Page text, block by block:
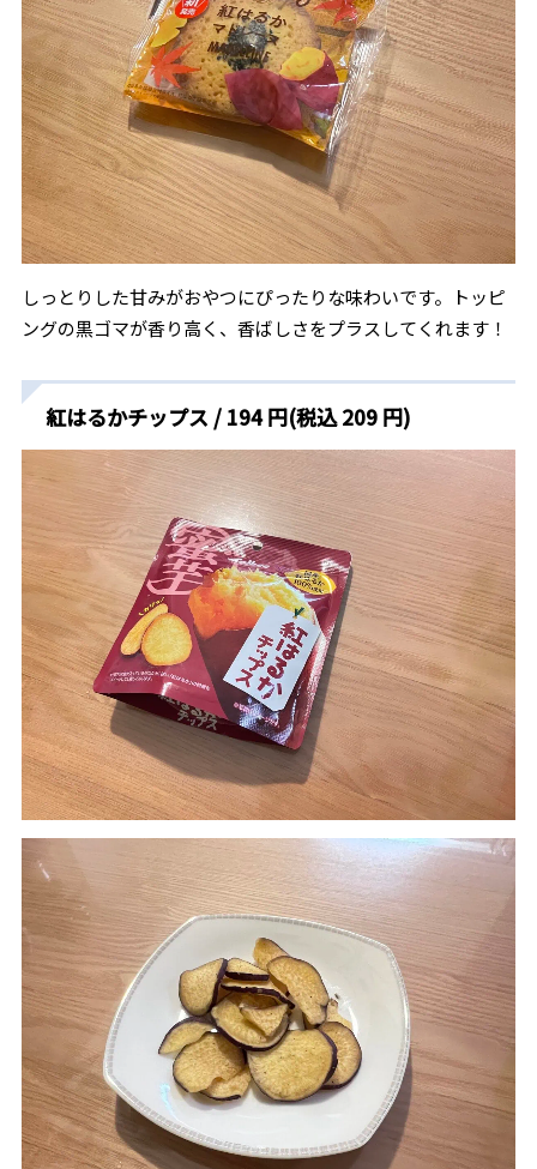
しっとりした甘みがおやつにぴったりな味わいです。トッピ
ングの黒ゴマが香り高く、香ばしさをプラスしてくれます！
紅はるかチップス / 194 円(税込 209 円)